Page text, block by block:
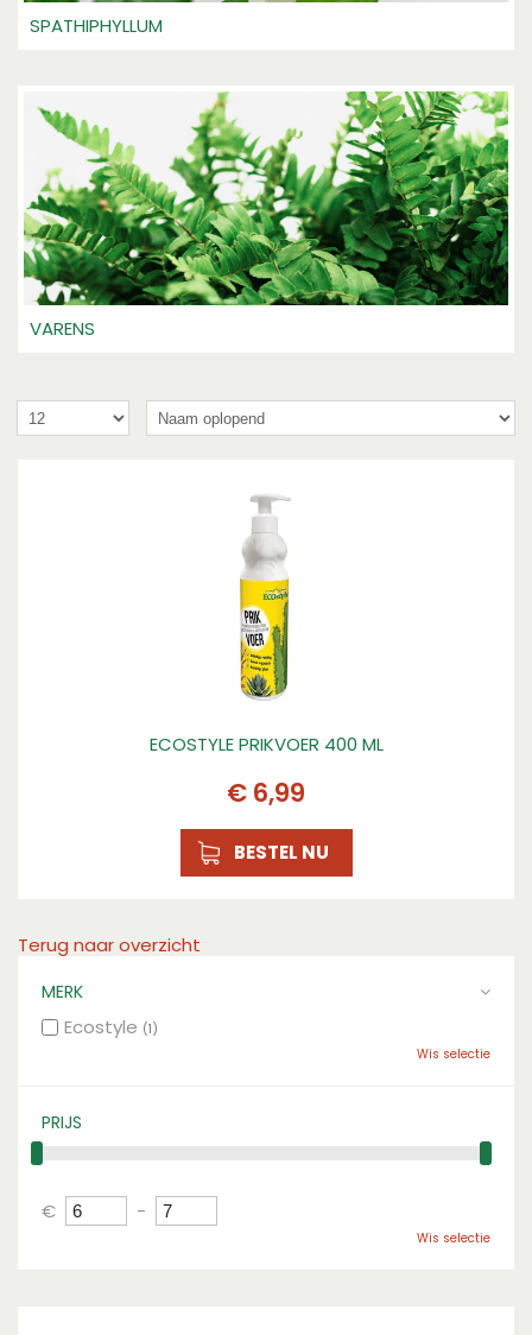
SPATHIPHYLLUM
VARENS
ECOSTYLE PRIKVOER 400 ML
€ 6,99
BESTEL NU
Terug naar overzicht
MERK
Ecostyle (1)
Wis selectie
PRIJS
€ -
Wis selectie